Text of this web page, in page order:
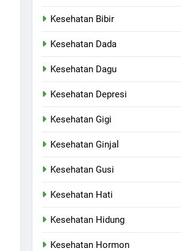
Kesehatan Bibir
Kesehatan Dada
Kesehatan Dagu
Kesehatan Depresi
Kesehatan Gigi
Kesehatan Ginjal
Kesehatan Gusi
Kesehatan Hati
Kesehatan Hidung
Kesehatan Hormon